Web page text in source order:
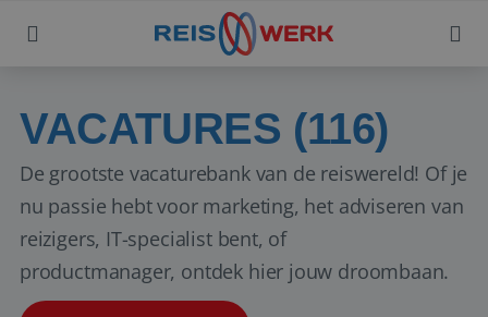
VACATURES (116)
De grootste vacaturebank van de reiswereld! Of je
nu passie hebt voor marketing, het adviseren van
reizigers, IT-specialist bent, of
productmanager, ontdek hier jouw droombaan.